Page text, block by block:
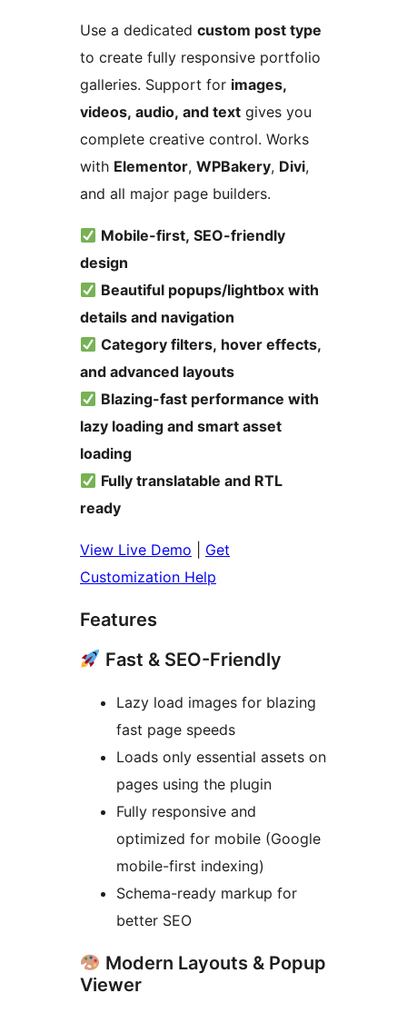
Use a dedicated custom post type
to create fully responsive portfolio
galleries. Support for images,
videos, audio, and text gives you
complete creative control. Works
with Elementor, WPBakery, Divi,
and all major page builders.
Mobile-first, SEO-friendly
design
Beautiful popups/lightbox with
details and navigation
Category filters, hover effects,
and advanced layouts
Blazing-fast performance with
lazy loading and smart asset
loading
Fully translatable and RTL
ready
View Live Demo
Get
Customization Help
Features
Fast & SEO-Friendly
Lazy load images for blazing
fast page speeds
Loads only essential assets on
pages using the plugin
Fully responsive and
optimized for mobile (Google
mobile-first indexing)
Schema-ready markup for
better SEO
Modern Layouts & Popup
Viewer